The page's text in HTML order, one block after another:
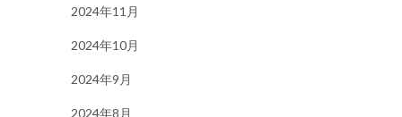
2024年11月
2024年10月
2024年9月
2024年8月